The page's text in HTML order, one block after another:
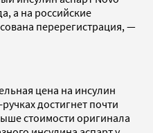
а на российские
перерегистрация, —
цена на инсулин
достигнет почти
стоимости оригинала